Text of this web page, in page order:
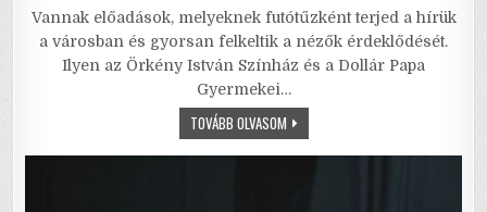
c
e
b
it
te
r
ai
l
ai
l
at
s
ar
e
Vannak előadások, melyeknek futótűzként terjed a hírük
a városban és gyorsan felkeltik a nézők érdeklődését.
Ilyen az Örkény István Színház és a Dollár Papa
Gyermekei…
TOVÁBB OLVASOMROMANTIKA
–
LETENNI